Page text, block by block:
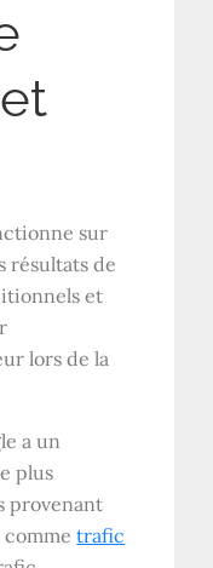
sur
résultats de
et
lors de la
a un
plus
provenant
commetrafic